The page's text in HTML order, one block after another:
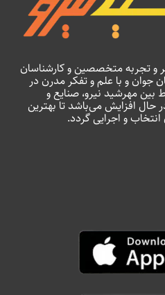
و تجربه متخصصین و کارشناسان
جوان و با علم و تفکر مدرن در
مهرشید نیرو، صنایع و
حال افزایش می‌باشد تا بهترین
و اجرایی گردد.